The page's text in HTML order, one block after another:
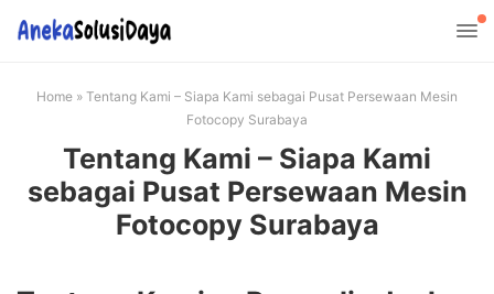
Home » Tentang Kami – Siapa Kami sebagai Pusat Persewaan Mesin
Fotocopy Surabaya
Tentang Kami – Siapa Kami
sebagai Pusat Persewaan Mesin
Fotocopy Surabaya